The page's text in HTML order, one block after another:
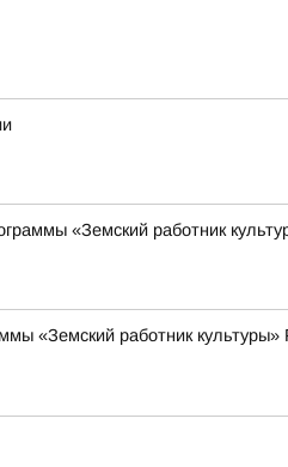
«Земский работник
«Земский работник